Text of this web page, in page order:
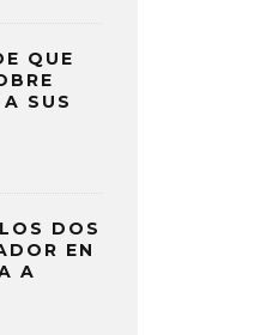
QUE
SUS
DOS
EN
A